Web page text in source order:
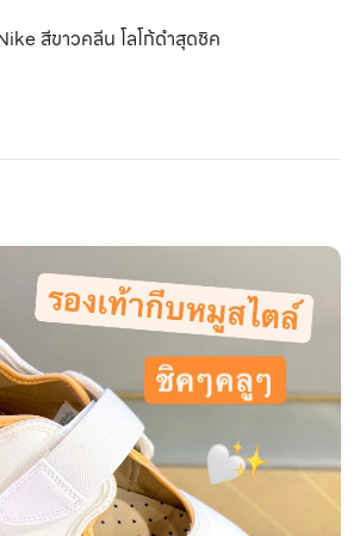
สีขาวคลีน โลโก้ดำสุดชิค